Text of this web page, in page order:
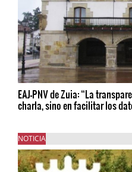
EAJ-PNV de Zuia: “La
charla, sino en facilitar los
NOTICIA